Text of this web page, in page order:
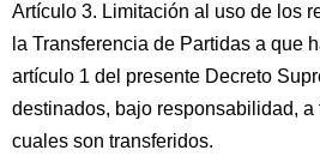
Artículo 3. Limitación al uso de los
la Transferencia de Partidas a que
artículo 1 del presente Decreto
destinados, bajo responsabilidad,
cuales son transferidos.